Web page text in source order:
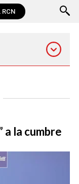
RCN
a la cumbre